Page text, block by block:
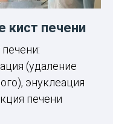
кист печени
(удаление
энуклеация
печени